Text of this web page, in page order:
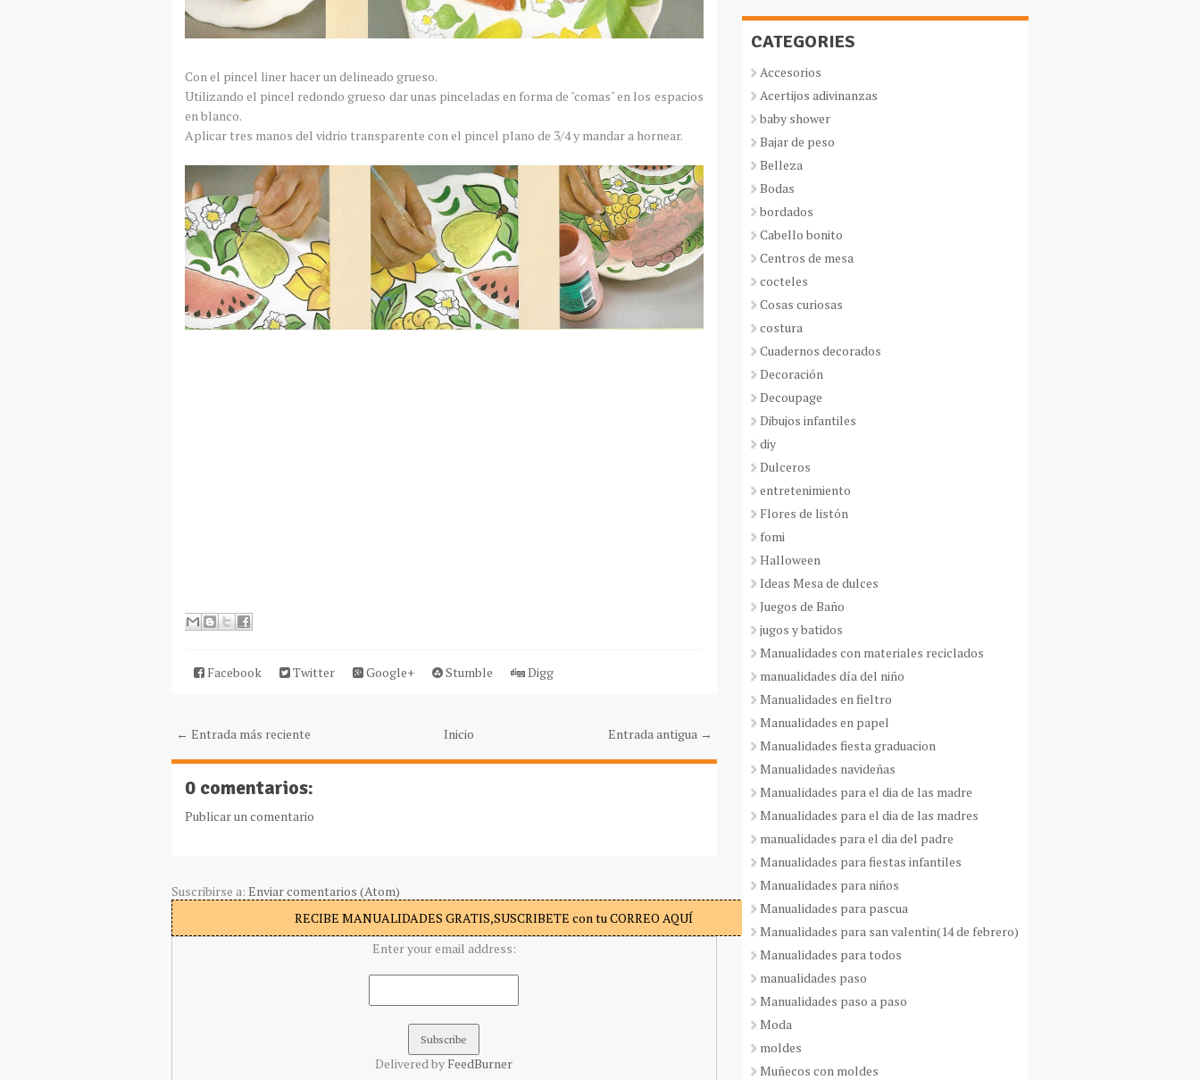
Con el pincel liner hacer un delineado grueso.
Utilizando el pincel redondo grueso dar unas pinceladas en forma de "comas" en los espacios
en blanco.
Aplicar tres manos del vidrio transparente con el pincel plano de 3/4 y mandar a hornear.
Facebook Twitter Google+ Stumble Digg
← Entrada más reciente Entrada antigua →
Inicio
0 comentarios:
Publicar un comentario
Suscribirse a: Enviar comentarios (Atom)
RECIBE MANUALIDADES GRATIS,SUSCRIBETE con tu CORREO AQUÍ
Enter your email address:
Delivered by FeedBurner
CATEGORIES
Accesorios
Acertijos adivinanzas
baby shower
Bajar de peso
Belleza
Bodas
bordados
Cabello bonito
Centros de mesa
cocteles
Cosas curiosas
costura
Cuadernos decorados
Decoración
Decoupage
Dibujos infantiles
diy
Dulceros
entretenimiento
Flores de listón
fomi
Halloween
Ideas Mesa de dulces
Juegos de Baño
jugos y batidos
Manualidades con materiales reciclados
manualidades día del niño
Manualidades en fieltro
Manualidades en papel
Manualidades fiesta graduacion
Manualidades navideñas
Manualidades para el dia de las madre
Manualidades para el dia de las madres
manualidades para el dia del padre
Manualidades para fiestas infantiles
Manualidades para niños
Manualidades para pascua
Manualidades para san valentin(14 de febrero)
Manualidades para todos
manualidades paso
Manualidades paso a paso
Moda
moldes
Muñecos con moldes